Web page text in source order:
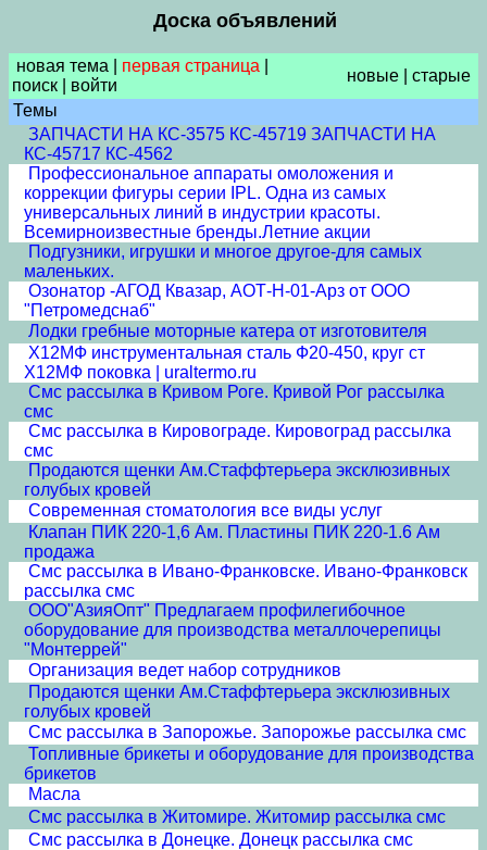
Доска объявлений
новая тема первая страница
поиск
войти
новые
старые
Темы
ЗАПЧАСТИ НА КС-3575 КС-45719 ЗАПЧАСТИ НА
КС-45717 КС-4562
Профессиональное аппараты омоложения и
коррекции фигуры серии IPL. Одна из самых
универсальных линий в индустрии красоты.
Всемирноизвестные бренды.Летние акции
Подгузники, игрушки и многое другое-для самых
маленьких.
Озонатор -АГОД Квазар, АОТ-Н-01-Арз от ООО
"Петромедснаб"
Лодки гребные моторные катера от изготовителя
Х12МФ инструментальная сталь Ф20-450, круг ст
Х12МФ поковка | uraltermo.ru
Смс рассылка в Кривом Роге. Кривой Рог рассылка
смс
Смс рассылка в Кировограде. Кировоград рассылка
смс
Продаются щенки Ам.Стаффтерьера эксклюзивных
голубых кровей
Современная стоматология все виды услуг
Клапан ПИК 220-1,6 Ам. Пластины ПИК 220-1.6 Ам
продажа
Смс рассылка в Ивано-Франковске. Ивано-Франковск
рассылка смс
ООО"АзияОпт" Предлагаем профилегибочное
оборудование для производства металлочерепицы
"Монтеррей"
Организация ведет набор сотрудников
Продаются щенки Ам.Стаффтерьера эксклюзивных
голубых кровей
Смс рассылка в Запорожье. Запорожье рассылка смс
Топливные брикеты и оборудование для производства
брикетов
Масла
Смс рассылка в Житомире. Житомир рассылка смс
Смс рассылка в Донецке. Донецк рассылка смс